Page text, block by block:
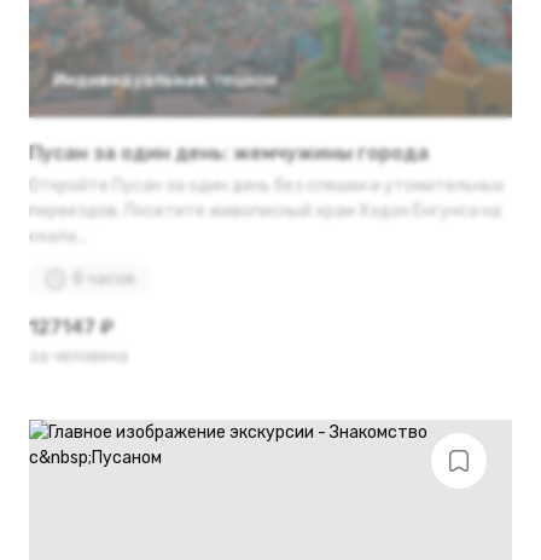
Индивидуальная, пешком
Пусан за один день: жемчужины города
Откройте Пусан за один день без спешки и утомительных
переездов. Посетите живописный храм Хэдон Ёнгунса на
скала...
8 часов
127147 ₽
за человека